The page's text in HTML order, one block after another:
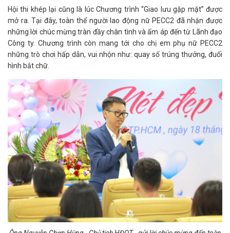
Hội thi khép lại cũng là lúc Chương trình “Giao lưu gặp mặt” được
mở ra. Tại đây, toàn thể người lao động nữ PECC2 đã nhận được
những lời chúc mừng tràn đầy chân tình và ấm áp đến từ Lãnh đạo
Công ty. Chương trình còn mang tới cho chị em phụ nữ PECC2
những trò chơi hấp dẫn, vui nhộn như: quay số trúng thưởng, đuổi
hình bắt chữ.